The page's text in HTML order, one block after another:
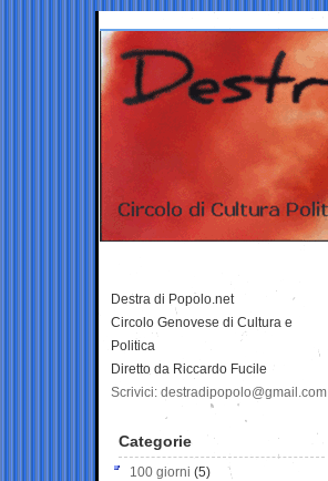
Destra di Popolo.net
Circolo Genovese di Cultura e
Politica
Diretto da Riccardo Fucile
Scrivici: destradipopolo@gmail.com
Categorie
100 giorni (5)